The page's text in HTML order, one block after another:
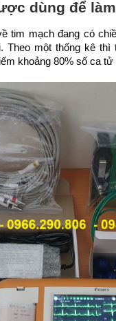
dùng để
tim mạch đang có
Theo một thống kê
khoảng 80% số ca tử